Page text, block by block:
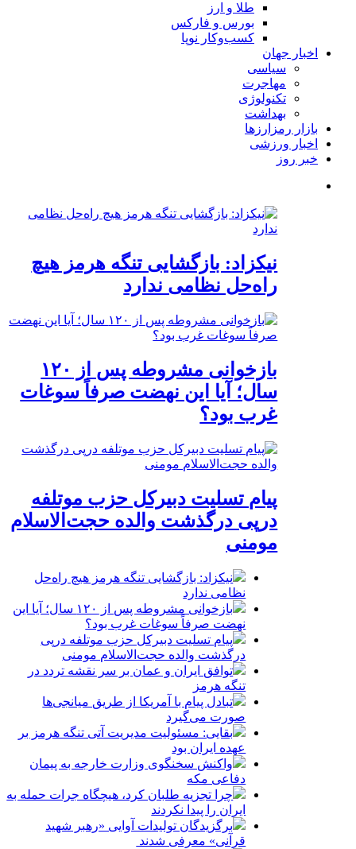
طلا و ارز
بورس و فارکس
کسب‌وکار نوپا
اخبار جهان
سیاسی
مهاجرت
تکنولوژی
بهداشت
بازار رمزارزها
اخبار ورزشی
خبر روز
نیکزاد: بازگشایی تنگه هرمز هیچ
راه‌حل نظامی ندارد
بازخوانی مشروطه پس از ۱۲۰
سال؛ آیا این نهضت صرفاً سوغات
غرب بود؟
پیام تسلیت دبیرکل حزب موتلفه
درپی درگذشت والده حجت‌الاسلام
مومنی
نیکزاد: بازگشایی تنگه هرمز هیچ راه‌حل
نظامی ندارد
بازخوانی مشروطه پس از ۱۲۰ سال؛ آیا این
نهضت صرفاً سوغات غرب بود؟
پیام تسلیت دبیرکل حزب موتلفه درپی
درگذشت والده حجت‌الاسلام مومنی
توافق ایران و عمان بر سر نقشه تردد در
تنگه هرمز
تبادل پیام با آمریکا از طریق میانجی‌ها
صورت می‌گیرد
بقایی: مسئولیت مدیریت آتی تنگه هرمز بر
عهده ایران بود
واکنش سخنگوی وزارت خارجه به پیمان
دفاعی مکه
چرا تجزیه طلبان کرد، هیچگاه جرات حمله به
ایران را پیدا نکردند
برگزیدگان تولیدات آوایی «رهبر شهید
قرآنی» معرفی شدند